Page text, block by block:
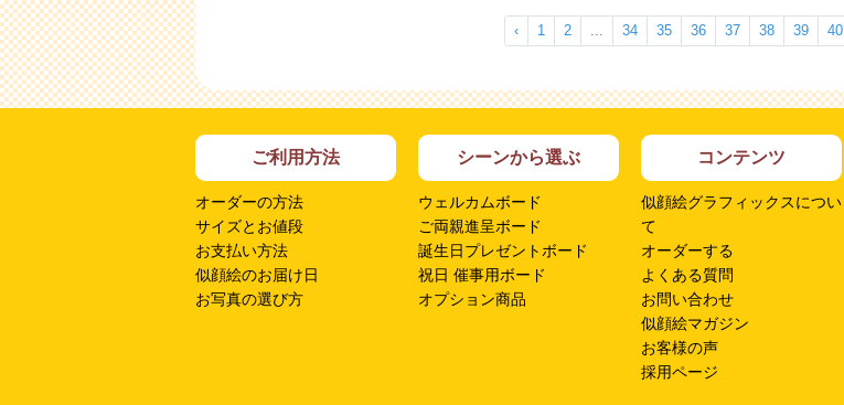
‹ 1 2 ... 34 35 36 37 38 39 40
ご利用方法
オーダーの方法
サイズとお値段
お支払い方法
似顔絵のお届け日
お写真の選び方
シーンから選ぶ
ウェルカムボード
ご両親進呈ボード
誕生日プレゼントボード
祝日 催事用ボード
オプション商品
コンテンツ
似顔絵グラフィックスについ
て
オーダーする
よくある質問
お問い合わせ
似顔絵マガジン
お客様の声
採用ページ